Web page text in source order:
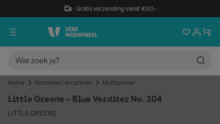
Gratis verzending vanaf €50,-
Home Grondverf en primer Multiprimer
Little Greene - Blue Verditer No. 104
LITTLE GREENE